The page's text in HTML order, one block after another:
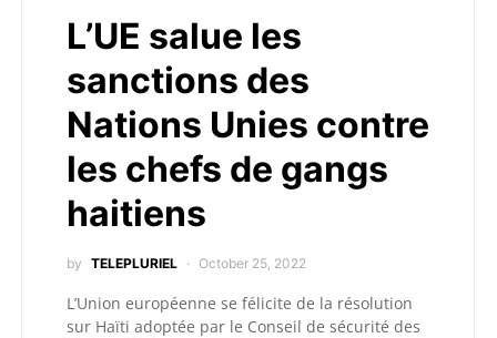
L’UE salue les
sanctions des
Nations Unies contre
les chefs de gangs
haitiens
by TELEPLURIEL October 25, 2022
L’Union européenne se félicite de la résolution
sur Haïti adoptée par le Conseil de sécurité des